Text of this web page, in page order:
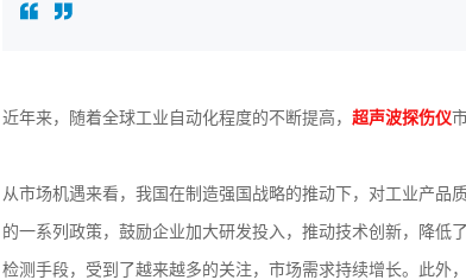
近年来，随着全球工业自动化程度的不断提高， 超声波探伤仪
从市场机遇来看，我国在制造强国战略的推动下，对工业产品
的一系列政策，鼓励企业加大研发投入，推动技术创新，降低
检测手段，受到了越来越多的关注，市场需求持续增长。此外